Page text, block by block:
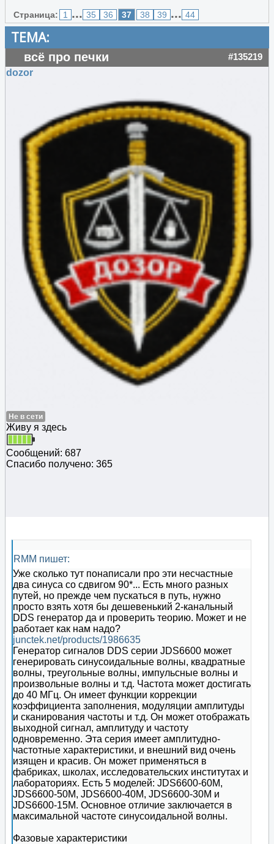
Страница: 1 ... 35 36 37 38 39 ... 44
ТЕМА:
всё про печки #135219
dozor
Не в сети
Живу я здесь
Сообщений: 687
Спасибо получено: 365
RMM пишет:
Уже сколько тут понаписали про эти несчастные
два синуса со сдвигом 90*... Есть много разных
путей, но прежде чем пускаться в путь, нужно
просто взять хотя бы дешевенький 2-канальный
DDS генератор да и проверить теорию. Может и не
работает как нам надо?
junctek.net/products/1986635
Генератор сигналов DDS серии JDS6600 может
генерировать синусоидальные волны, квадратные
волны, треугольные волны, импульсные волны и
произвольные волны и т.д. Частота может достигать
до 40 МГц. Он имеет функции коррекции
коэффициента заполнения, модуляции амплитуды
и сканирования частоты и т.д. Он может отображать
выходной сигнал, амплитуду и частоту
одновременно. Эта серия имеет амплитудно-
частотные характеристики, и внешний вид очень
изящен и красив. Он может применяться в
фабриках, школах, исследовательских институтах и
лабораториях. Есть 5 моделей: JDS6600-60M,
JDS6600-50M, JDS6600-40M, JDS6600-30M и
JDS6600-15M. Основное отличие заключается в
максимальной частоте синусоидальной волны.
Фазовые характеристики